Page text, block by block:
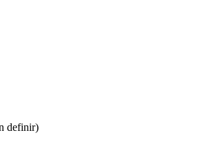
definir)